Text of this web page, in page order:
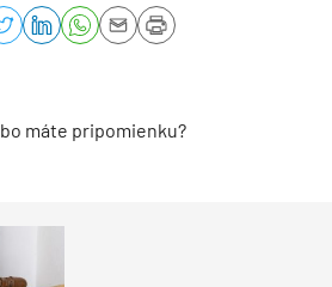
máte pripomienku?